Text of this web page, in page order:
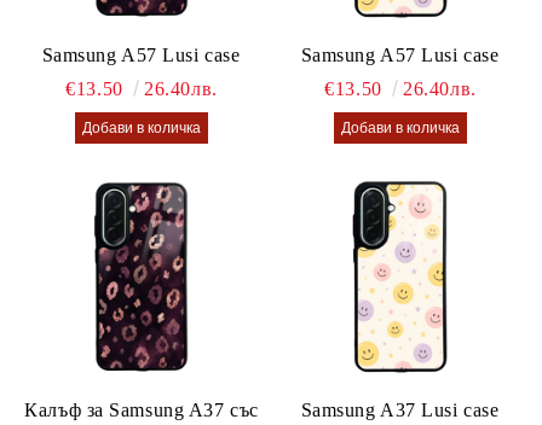
Samsung A57 Lusi case
€13.50
26.40лв.
Samsung A57 Lusi case
€13.50
26.40лв.
Калъф за Samsung A37 със
Samsung A37 Lusi case